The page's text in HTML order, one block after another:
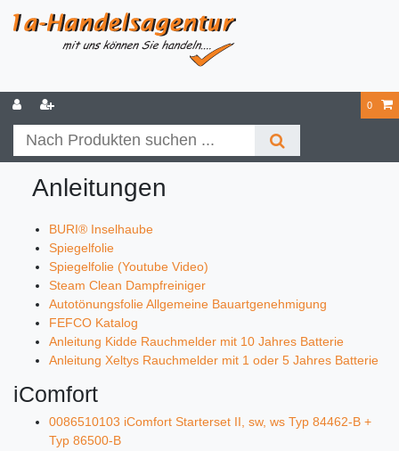
0
Anleitungen
BURI® Inselhaube
Spiegelfolie
Spiegelfolie (Youtube Video)
Steam Clean Dampfreiniger
Autotönungsfolie Allgemeine Bauartgenehmigung
FEFCO Katalog
Anleitung Kidde Rauchmelder mit 10 Jahres Batterie
Anleitung Xeltys Rauchmelder mit 1 oder 5 Jahres Batterie
iComfort
0086510103 iComfort Starterset II, sw, ws Typ 84462-B +
Typ 86500-B